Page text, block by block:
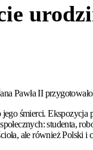
Pawła II
śmierci.
studenta,
ale również Polski i